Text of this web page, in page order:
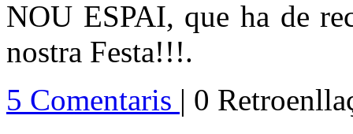
NOU ESPAI, que ha de
nostra Festa!!!.
5 Comentaris | 0